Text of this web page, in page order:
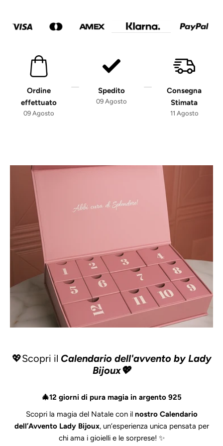
Ordine
effettuato
09 Agosto
Spedito
09 Agosto
Consegna
Stimata
11 Agosto
💖Scopri il Calendario dell'avvento by Lady
Bijoux💖
🎄12 giorni di pura magia in argento 925
Scopri la magia del Natale con il nostro Calendario
dell’Avvento Lady Bijoux, un’esperienza unica pensata per
chi ama i gioielli e le sorprese! ✨